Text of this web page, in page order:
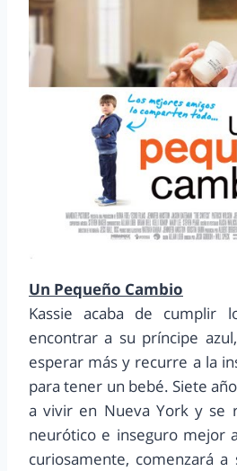
Un Pequeño Cambio
Kassie acaba de cumplir
encontrar a su príncipe
esperar más y recurre a la
para tener un bebé. Siete
a vivir en Nueva York y se
neurótico e inseguro mejor
curiosamente, comenzará